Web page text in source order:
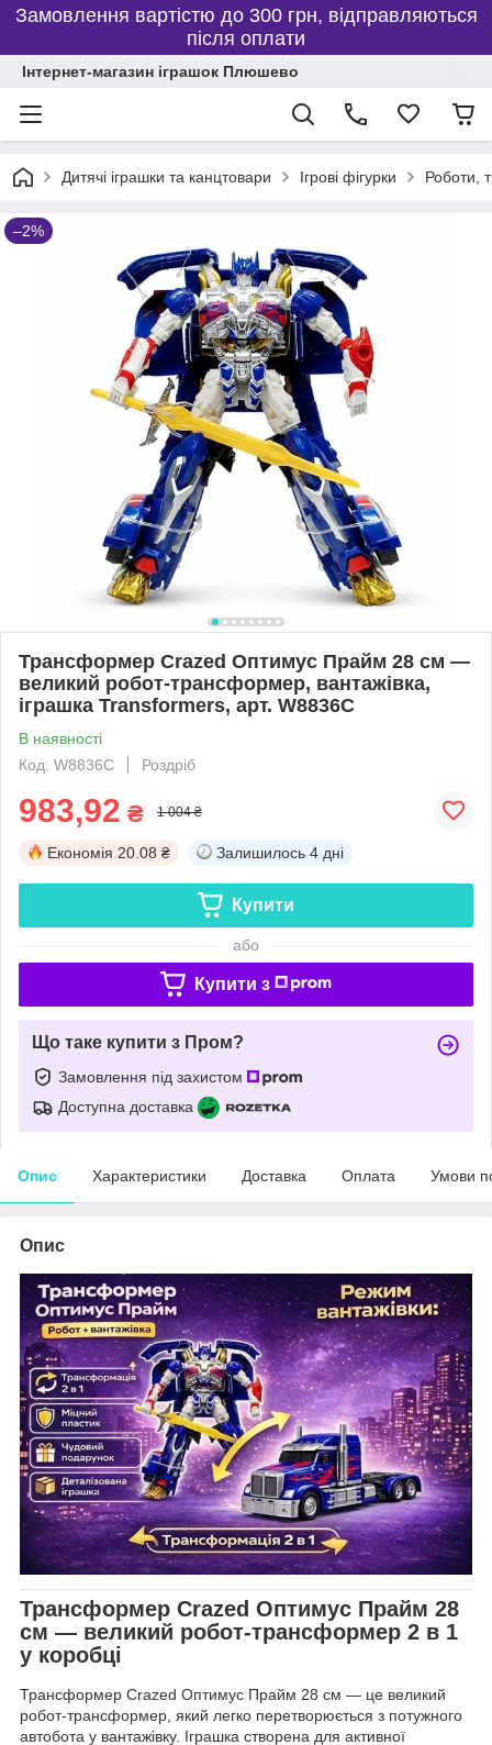
Замовлення вартістю до 300 грн, відправляються
після оплати
Інтернет-магазин іграшок Плюшево
Дитячі іграшки та канцтовари Ігрові фігурки Роботи,
–2%
Трансформер Crazed Оптимус Прайм 28 см —
великий робот-трансформер, вантажівка,
іграшка Transformers, арт. W8836C
В наявності
Код: W8836C
Роздріб
983,92 ₴ 1 004 ₴
Економія 20.08 ₴ Залишилось 4 дні
Купити
або
Купити з
Що таке купити з Пром?
Замовлення під захистом
Доступна доставка
Опис Характеристики Доставка Оплата Умови
Опис
Трансформер Crazed Оптимус Прайм 28
см — великий робот-трансформер 2 в 1
у коробці
Трансформер Crazed Оптимус Прайм 28 см — це великий
робот-трансформер, який легко перетворюється з потужного
автобота у вантажівку. Іграшка створена для активної